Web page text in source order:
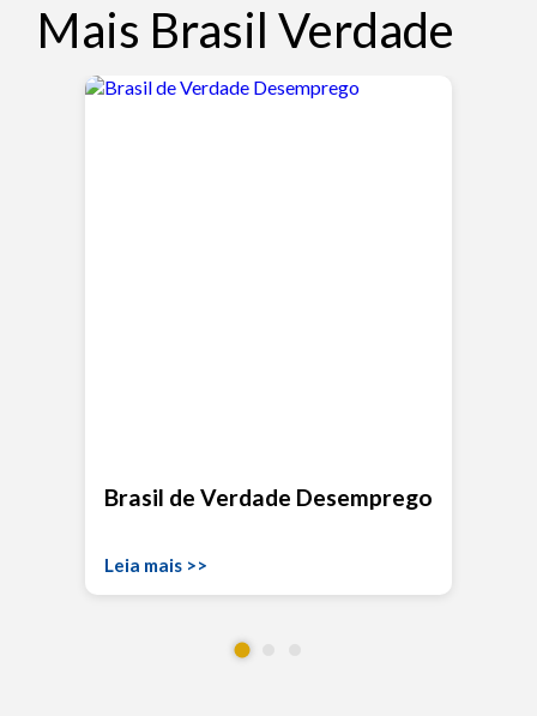
Mais Brasil Verdade
Brasil de Verdade Desemprego
Leia mais >>